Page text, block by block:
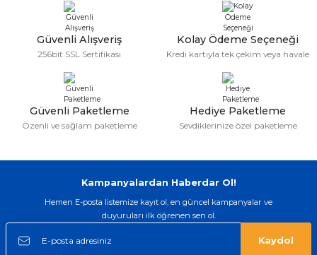
Güvenli Alışveriş
256bit SSL Sertifikası
Kolay Ödeme Seçeneği
Kredi kartıyla tek çekim veya havale
Güvenli Paketleme
Özenli ve sağlam paketleme
Hediye Paketleme
Sevdiklerinize özel paketleme
Kampanyalardan Haberdar Ol!
Hemen E-posta listemize kayıt ol, en güncel kampanyalar ve
duyuruları ilk öğrenen sen ol.
Kaydol